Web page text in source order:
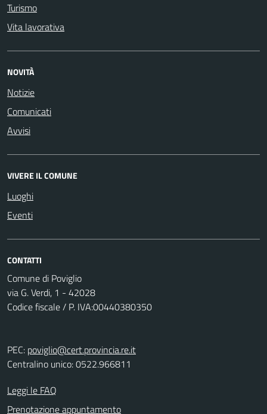
Turismo
Vita lavorativa
NOVITÀ
Notizie
Comunicati
Avvisi
VIVERE IL COMUNE
Luoghi
Eventi
CONTATTI
Comune di Poviglio
via G. Verdi, 1 - 42028
Codice fiscale / P. IVA:00440380350
PEC: poviglio@cert.provincia.re.it
Centralino unico: 0522.966811
Leggi le FAQ
Prenotazione appuntamento